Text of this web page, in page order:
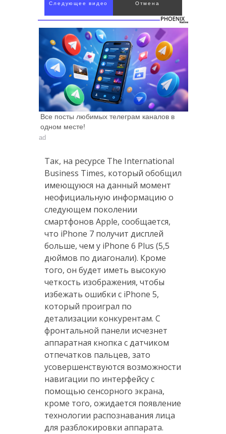
Следующее видео Отмена
Все посты любимых телеграм каналов в
одном месте!
ad
Так, на ресурсе The International
Business Times, который обобщил
имеющуюся на данный момент
неофициальную информацию о
следующем поколении
смартфонов Apple, сообщается,
что iPhone 7 получит дисплей
больше, чем у iPhone 6 Plus (5,5
дюймов по диагонали). Кроме
того, он будет иметь высокую
четкость изображения, чтобы
избежать ошибки с iPhone 5,
который проиграл по
детализации конкурентам. С
фронтальной панели исчезнет
аппаратная кнопка с датчиком
отпечатков пальцев, зато
усовершенствуются возможности
навигации по интерфейсу с
помощью сенсорного экрана,
кроме того, ожидается появление
технологии распознавания лица
для разблокировки аппарата.